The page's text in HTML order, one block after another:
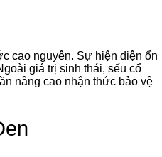
cao nguyên. Sự hiện diện ổn
giá trị sinh thái, sếu cổ
nâng cao nhận thức bảo vệ